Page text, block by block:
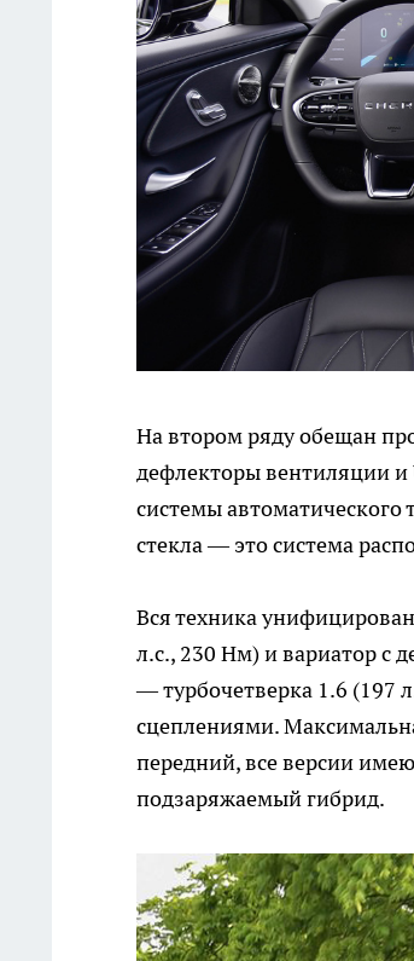
На втором ряду обещан
дефлекторы вентиляции и
системы
стекла — это система
Вся техника
л.с., 230 Нм) и вариатор с
— турбочетверка 1.6 (197
сцеплениями.
передний, все версии
подзаряжаемый гибрид.